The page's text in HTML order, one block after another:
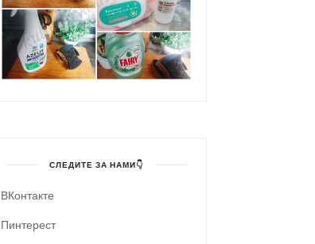
СЛЕДИТЕ ЗА НАМИ👇
ВКонтакте
Пинтерест